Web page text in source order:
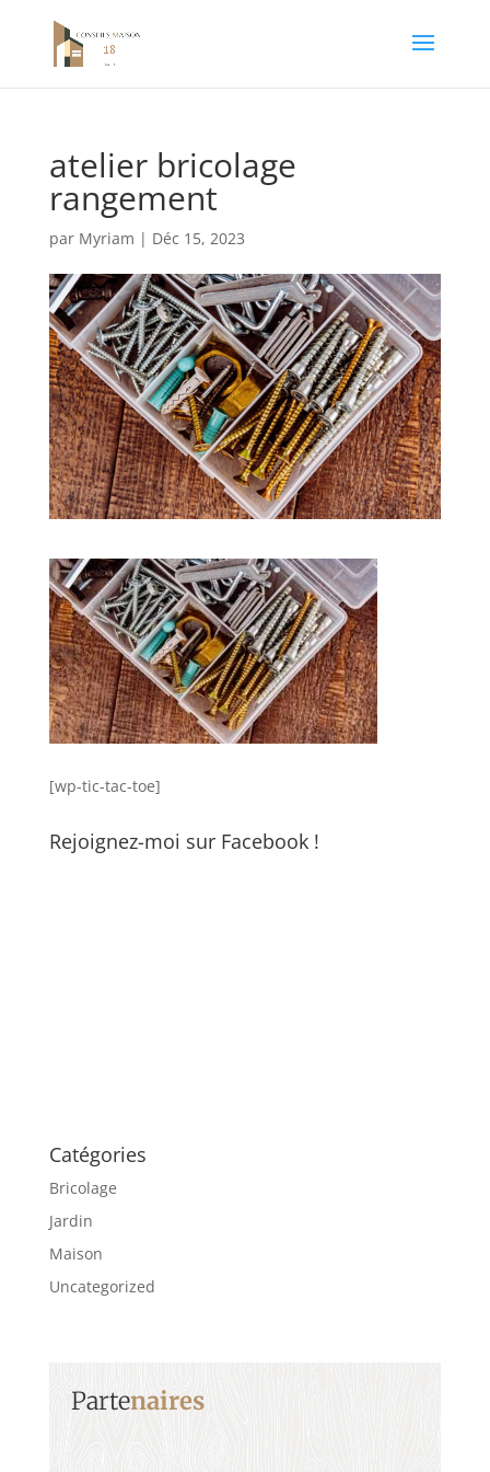
atelier bricolage
rangement
par Myriam | Déc 15, 2023
[wp-tic-tac-toe]
Rejoignez-moi sur Facebook !
Catégories
Bricolage
Jardin
Maison
Uncategorized
Partenaires